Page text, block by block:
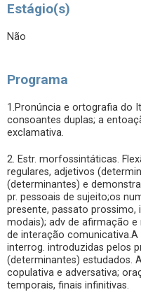
Estágio(s)
Não
Programa
1.Pronúncia e ortografia do
consoantes duplas; a
exclamativa.
2. Estr. morfossintáticas.
regulares, adjetivos
(determinantes) e
pr. pessoais de sujeito;os
presente, passato prossimo,
modais); adv de afirmação
de interação
interrog. introduzidas pelos
(determinantes) estudados.
copulativa e adversativa;
temporais, finais infinitivas.